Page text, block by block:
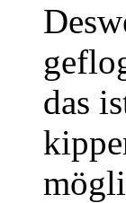
das